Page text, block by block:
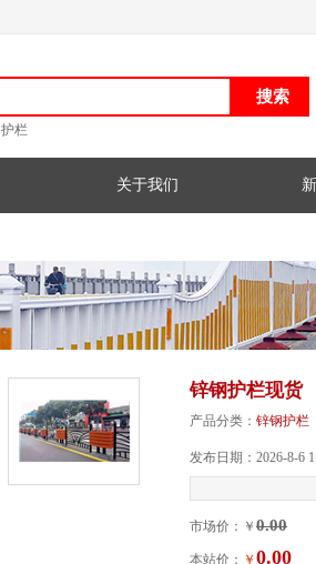
护栏
关于我们
锌钢护栏现货
产品分类： 锌钢护栏
发布日期：2026-8-6
市场价：￥ 0.00
本站价： ￥ 0.00